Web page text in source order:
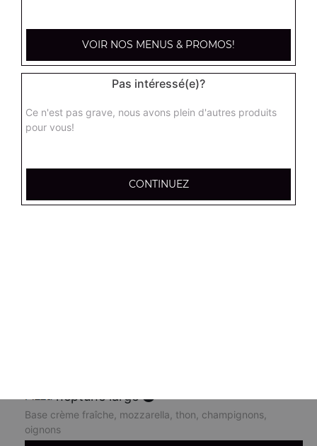
17.95€
Base sauce tomate, boeuf, jambon, poulet, merguez
supreme sucuk large
Base sauce tomate, oignons, poivrons, champignons,
neptune large
Base crème fraîche, mozzarella, thon, champignons,
oignons
VOIR NOS MENUS & PROMOS!
Pas intéressé(e)?
Ce n'est pas grave, nous avons plein d'autres produits
pour vous!
CONTINUEZ